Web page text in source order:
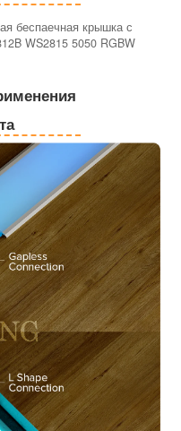
беспаечная крышка с
WS2815 5050 RGBW